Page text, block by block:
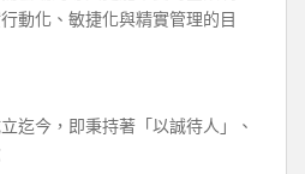
動化、敏捷化與精實管理的目
迄今，即秉持著「以誠待人」、